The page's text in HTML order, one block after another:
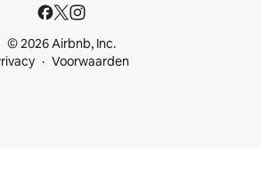
© 2026 Airbnb, Inc.
Voorwaarden